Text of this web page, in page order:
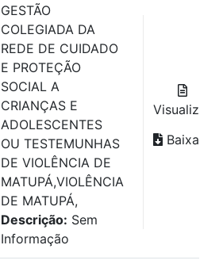
GESTÃO
COLEGIADA DA
REDE DE CUIDADO
E PROTEÇÃO
SOCIAL A
CRIANÇAS E
ADOLESCENTES
OU TESTEMUNHAS
DE VIOLÊNCIA DE
MATUPÁ,VIOLÊNCIA
DE MATUPÁ,
Descrição: Sem
Informação
Visualizar
Baixar